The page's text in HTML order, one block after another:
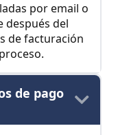
por email o
después del
de facturación
de pago